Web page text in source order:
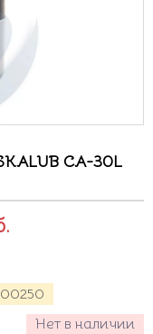
CA-30L
Нет в наличии